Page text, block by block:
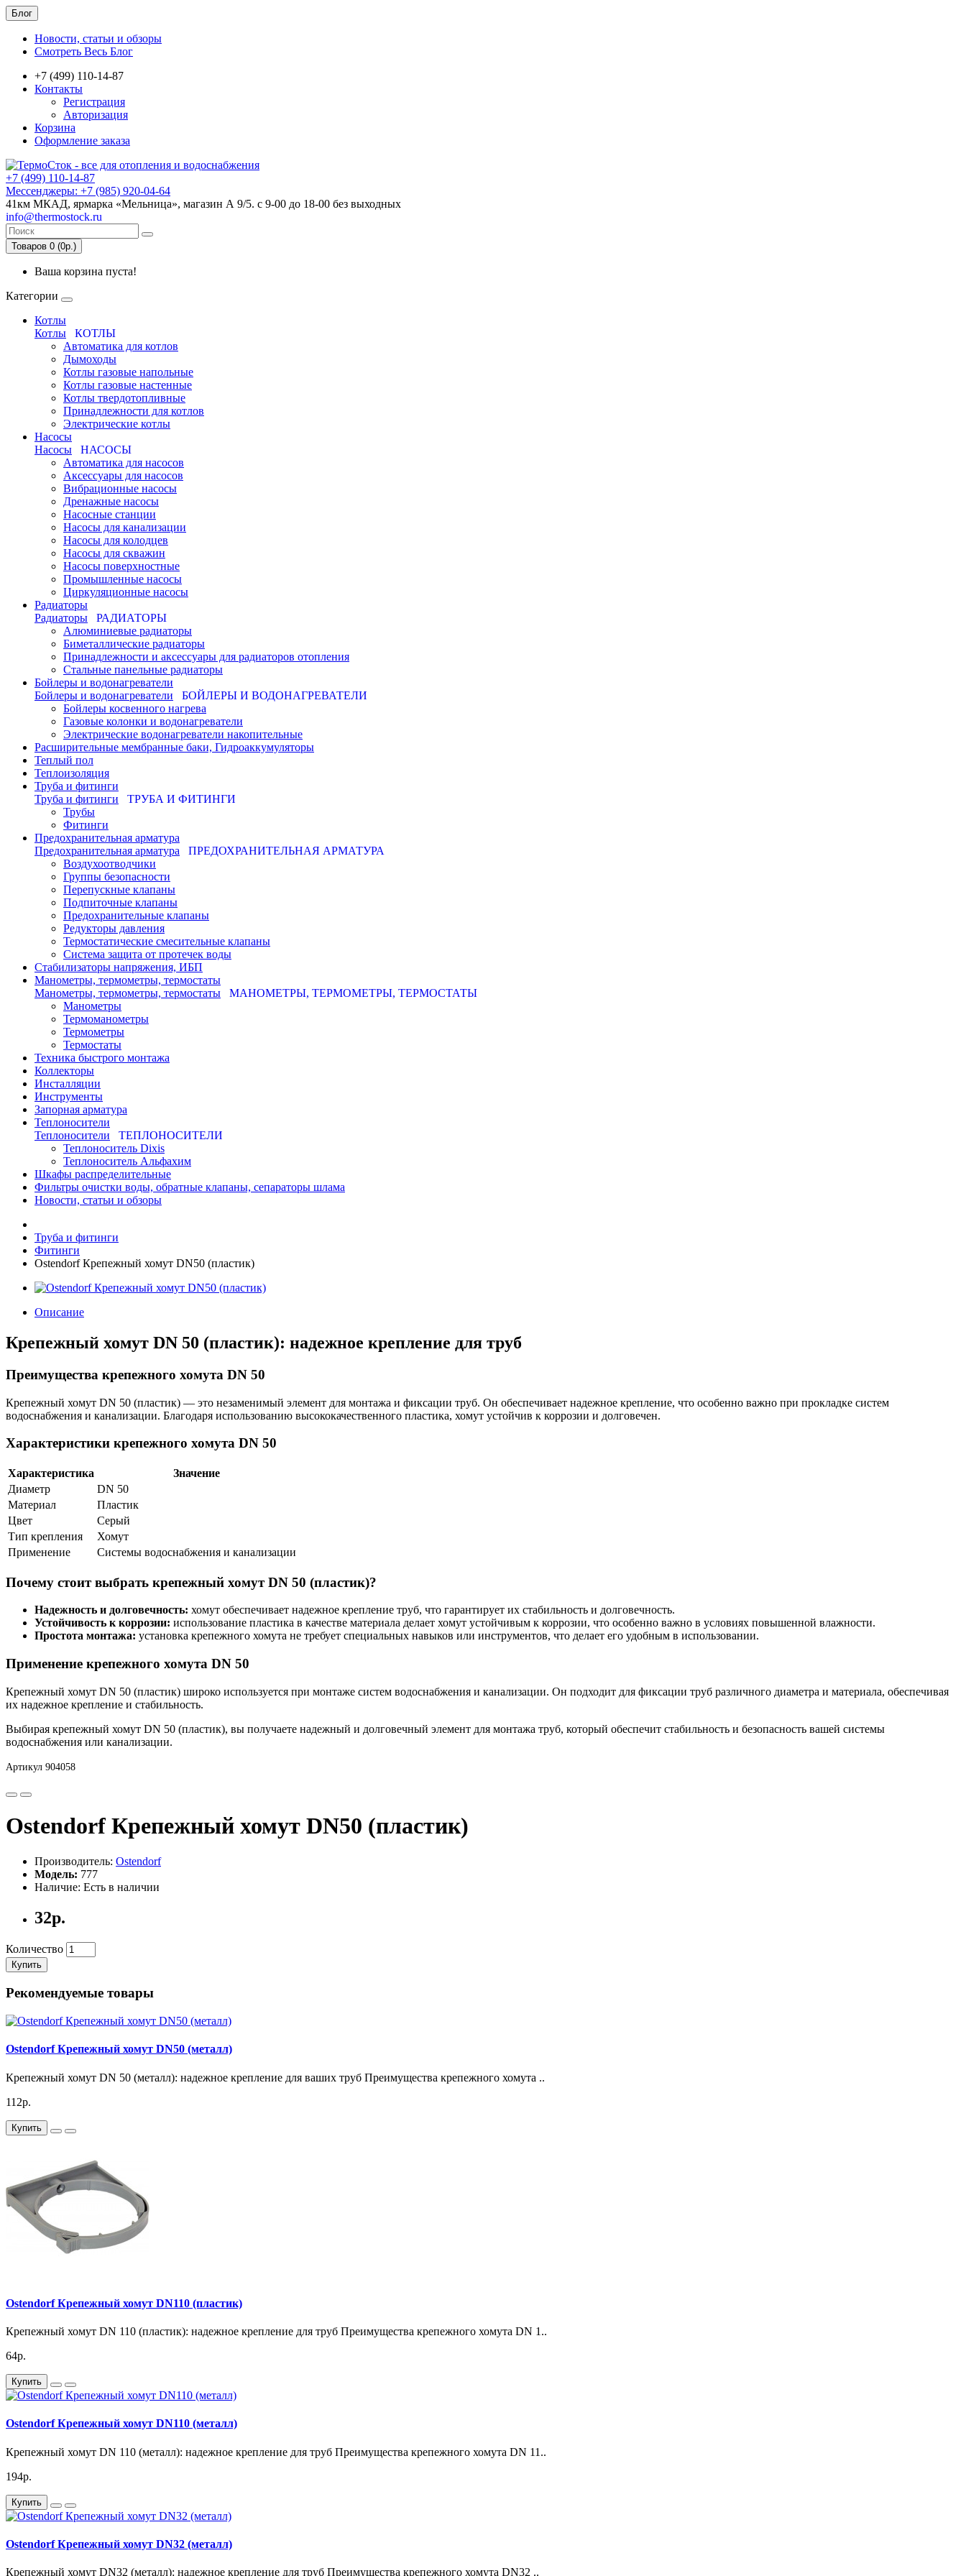
Блог
Новости, статьи и обзоры
Смотреть Весь Блог
+7 (499) 110-14-87
Контакты
Регистрация
Авторизация
Корзина
Оформление заказа
+7 (499) 110-14-87
Мессенджеры: +7 (985) 920-04-64
41км МКАД, ярмарка «Мельница», магазин А 9/5. с 9-00 до 18-00 без выходных
info@thermostock.ru
Товаров 0 (0р.)
Ваша корзина пуста!
Категории
Котлы
Котлы
КОТЛЫ
Автоматика для котлов
Дымоходы
Котлы газовые напольные
Котлы газовые настенные
Котлы твердотопливные
Принадлежности для котлов
Электрические котлы
Насосы
Насосы
НАСОСЫ
Автоматика для насосов
Аксессуары для насосов
Вибрационные насосы
Дренажные насосы
Насосные станции
Насосы для канализации
Насосы для колодцев
Насосы для скважин
Насосы поверхностные
Промышленные насосы
Циркуляционные насосы
Радиаторы
Радиаторы
РАДИАТОРЫ
Алюминиевые радиаторы
Биметаллические радиаторы
Принадлежности и аксессуары для радиаторов отопления
Стальные панельные радиаторы
Бойлеры и водонагреватели
Бойлеры и водонагреватели
БОЙЛЕРЫ И ВОДОНАГРЕВАТЕЛИ
Бойлеры косвенного нагрева
Газовые колонки и водонагреватели
Электрические водонагреватели накопительные
Расширительные мембранные баки, Гидроаккумуляторы
Теплый пол
Теплоизоляция
Труба и фитинги
Труба и фитинги
ТРУБА И ФИТИНГИ
Трубы
Фитинги
Предохранительная арматура
Предохранительная арматура
ПРЕДОХРАНИТЕЛЬНАЯ АРМАТУРА
Воздухоотводчики
Группы безопасности
Перепускные клапаны
Подпиточные клапаны
Предохранительные клапаны
Редукторы давления
Термостатические смесительные клапаны
Система защита от протечек воды
Стабилизаторы напряжения, ИБП
Манометры, термометры, термостаты
Манометры, термометры, термостаты
МАНОМЕТРЫ, ТЕРМОМЕТРЫ, ТЕРМОСТАТЫ
Манометры
Термоманометры
Термометры
Термостаты
Техника быстрого монтажа
Коллекторы
Инсталляции
Инструменты
Запорная арматура
Теплоносители
Теплоносители
ТЕПЛОНОСИТЕЛИ
Теплоноситель Dixis
Теплоноситель Альфахим
Шкафы распределительные
Фильтры очистки воды, обратные клапаны, сепараторы шлама
Новости, статьи и обзоры
Труба и фитинги
Фитинги
Ostendorf Крепежный хомут DN50 (пластик)
Описание
Крепежный хомут DN 50 (пластик): надежное крепление для труб
Преимущества крепежного хомута DN 50
Крепежный хомут DN 50 (пластик) — это незаменимый элемент для монтажа и фиксации труб. Он обеспечивает надежное крепление, что особенно важно при прокладке систем
водоснабжения и канализации. Благодаря использованию высококачественного пластика, хомут устойчив к коррозии и долговечен.
Характеристики крепежного хомута DN 50
Характеристика
Значение
Диаметр
DN 50
Материал
Пластик
Цвет
Серый
Тип крепления
Хомут
Применение
Системы водоснабжения и канализации
Почему стоит выбрать крепежный хомут DN 50 (пластик)?
Надежность и долговечность: хомут обеспечивает надежное крепление труб, что гарантирует их стабильность и долговечность.
Устойчивость к коррозии: использование пластика в качестве материала делает хомут устойчивым к коррозии, что особенно важно в условиях повышенной влажности.
Простота монтажа: установка крепежного хомута не требует специальных навыков или инструментов, что делает его удобным в использовании.
Применение крепежного хомута DN 50
Крепежный хомут DN 50 (пластик) широко используется при монтаже систем водоснабжения и канализации. Он подходит для фиксации труб различного диаметра и материала, обеспечивая
их надежное крепление и стабильность.
Выбирая крепежный хомут DN 50 (пластик), вы получаете надежный и долговечный элемент для монтажа труб, который обеспечит стабильность и безопасность вашей системы
водоснабжения или канализации.
Артикул 904058
Ostendorf Крепежный хомут DN50 (пластик)
Производитель: Ostendorf
Модель: 777
Наличие: Есть в наличии
32р.
Количество
Купить
Рекомендуемые товары
Ostendorf Крепежный хомут DN50 (металл)
Крепежный хомут DN 50 (металл): надежное крепление для ваших труб Преимущества крепежного хомута ..
112р.
Купить
Ostendorf Крепежный хомут DN110 (пластик)
Крепежный хомут DN 110 (пластик): надежное крепление для труб Преимущества крепежного хомута DN 1..
64р.
Купить
Ostendorf Крепежный хомут DN110 (металл)
Крепежный хомут DN 110 (металл): надежное крепление для труб Преимущества крепежного хомута DN 11..
194р.
Купить
Ostendorf Крепежный хомут DN32 (металл)
Крепежный хомут DN32 (металл): надежное крепление для труб Преимущества крепежного хомута DN32 ..